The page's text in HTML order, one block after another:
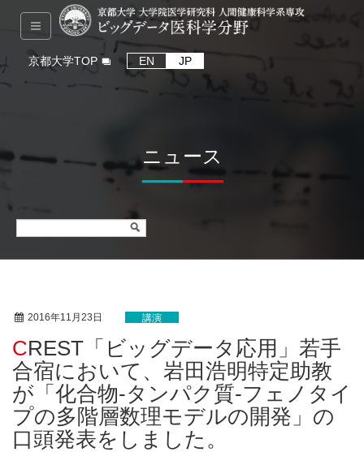
京都大学TOP EN JP
ニュース
2016年11月23日 講演
CREST「ビッグデータ応用」若手
合宿において、岩田浩明特定助教
が「化合物-タンパク質-フェノタイ
プの多階層数理モデルの開発」の
口頭発表をしました。